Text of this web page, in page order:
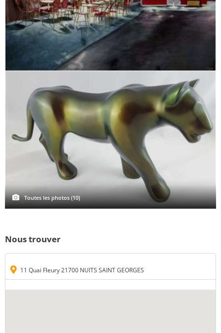
Toutes les photos (10)
Nous trouver
11 Quai Fleury 21700 NUITS SAINT GEORGES